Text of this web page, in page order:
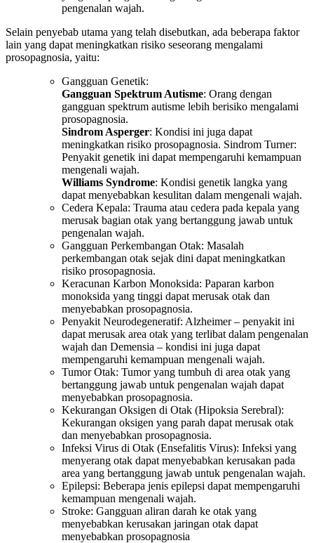
pengenalan wajah.
Selain penyebab utama yang telah disebutkan, ada beberapa faktor
lain yang dapat meningkatkan risiko seseorang mengalami
prosopagnosia, yaitu:
Gangguan Genetik:
Gangguan Spektrum Autisme: Orang dengan
gangguan spektrum autisme lebih berisiko mengalami
prosopagnosia.
Sindrom Asperger: Kondisi ini juga dapat
meningkatkan risiko prosopagnosia. Sindrom Turner:
Penyakit genetik ini dapat mempengaruhi kemampuan
mengenali wajah.
Williams Syndrome: Kondisi genetik langka yang
dapat menyebabkan kesulitan dalam mengenali wajah.
Cedera Kepala: Trauma atau cedera pada kepala yang
merusak bagian otak yang bertanggung jawab untuk
pengenalan wajah.
Gangguan Perkembangan Otak: Masalah
perkembangan otak sejak dini dapat meningkatkan
risiko prosopagnosia.
Keracunan Karbon Monoksida: Paparan karbon
monoksida yang tinggi dapat merusak otak dan
menyebabkan prosopagnosia.
Penyakit Neurodegeneratif: Alzheimer – penyakit ini
dapat merusak area otak yang terlibat dalam pengenalan
wajah dan Demensia – kondisi ini juga dapat
mempengaruhi kemampuan mengenali wajah.
Tumor Otak: Tumor yang tumbuh di area otak yang
bertanggung jawab untuk pengenalan wajah dapat
menyebabkan prosopagnosia.
Kekurangan Oksigen di Otak (Hipoksia Serebral):
Kekurangan oksigen yang parah dapat merusak otak
dan menyebabkan prosopagnosia.
Infeksi Virus di Otak (Ensefalitis Virus): Infeksi yang
menyerang otak dapat menyebabkan kerusakan pada
area yang bertanggung jawab untuk pengenalan wajah.
Epilepsi: Beberapa jenis epilepsi dapat mempengaruhi
kemampuan mengenali wajah.
Stroke: Gangguan aliran darah ke otak yang
menyebabkan kerusakan jaringan otak dapat
menyebabkan prosopagnosia